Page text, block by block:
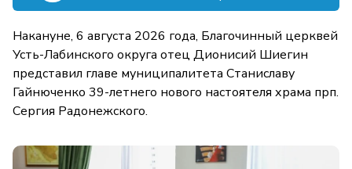
Накануне, 6 августа 2026 года, Благочинный церквей
Усть-Лабинского округа отец Дионисий Шиегин
представил главе муниципалитета Станиславу
Гайнюченко 39-летнего нового настоятеля храма прп.
Сергия Радонежского.